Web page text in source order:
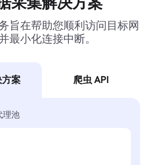
旨在帮助您顺利访问目标网
最小化连接中断。
案 爬虫 API
理池